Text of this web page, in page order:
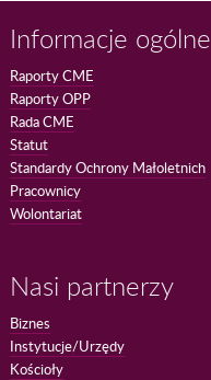
Informacje ogólne
Raporty CME
Raporty OPP
Rada CME
Statut
Standardy Ochrony Małoletnich
Pracownicy
Wolontariat
Nasi partnerzy
Biznes
Instytucje/Urzędy
Kościoły